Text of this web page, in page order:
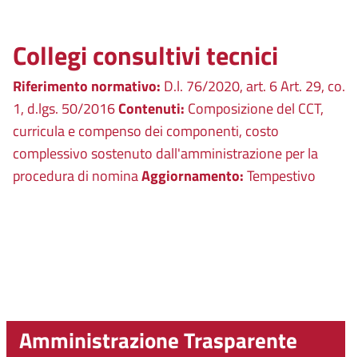
Collegi consultivi tecnici
Riferimento normativo: D.l. 76/2020, art. 6 Art. 29, co.
1, d.lgs. 50/2016Contenuti: Composizione del CCT,
curricula e compenso dei componenti, costo
complessivo sostenuto dall'amministrazione per la
procedura di nominaAggiornamento:Tempestivo
Amministrazione Trasparente